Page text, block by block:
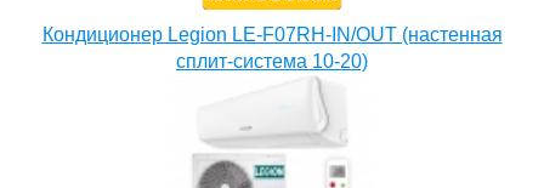
Кондиционер Legion LE-F07RH-IN/OUT (настенная
сплит-система 10-20)